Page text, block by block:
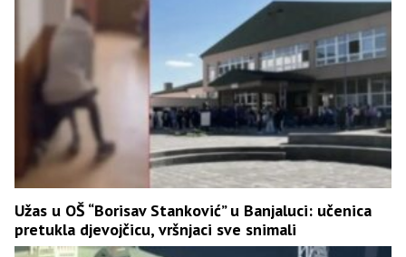
Užas u OŠ “Borisav Stanković” u Banjaluci: učenica
pretukla djevojčicu, vršnjaci sve snimali